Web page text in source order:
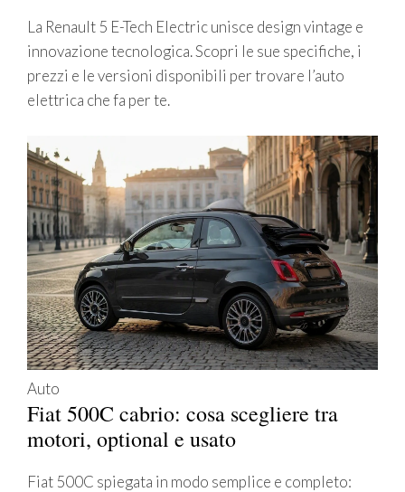
La Renault 5 E-Tech Electric unisce design vintage e
innovazione tecnologica. Scopri le sue specifiche, i
prezzi e le versioni disponibili per trovare l’auto
elettrica che fa per te.
Auto
Fiat 500C cabrio: cosa scegliere tra
motori, optional e usato
Fiat 500C spiegata in modo semplice e completo: